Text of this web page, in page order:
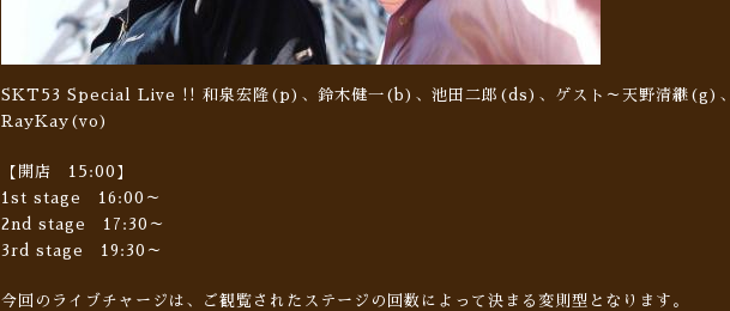
SKT53 Special Live !! 和泉宏隆(p)、鈴木健一(b)、池田二郎(ds)、ゲスト～天野清継(g)、
RayKay(vo)
【開店 15:00】
1st stage 16:00～
2nd stage 17:30～
3rd stage 19:30～
今回のライブチャージは、ご観覧されたステージの回数によって決まる変則型となります。